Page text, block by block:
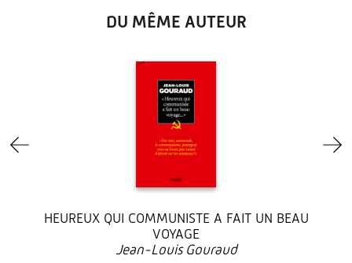
DU MÊME AUTEUR
HEUREUX QUI COMMUNISTE A FAIT UN BEAU
VOYAGE
Jean-Louis Gouraud